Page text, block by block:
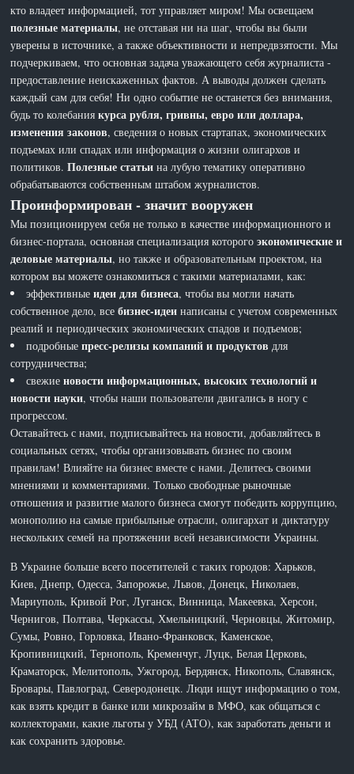
кто владеет информацией, тот управляет миром! Мы освещаем
полезные материалы, не отставая ни на шаг, чтобы вы были
уверены в источнике, а также объективности и непредвзятости. Мы
подчеркиваем, что основная задача уважающего себя журналиста -
предоставление неискаженных фактов. А выводы должен сделать
каждый сам для себя! Ни одно событие не останется без внимания,
будь то колебаниякурса рубля, гривны, евро или доллара,
изменения законов, сведения о новых стартапах, экономических
подъемах или спадах или информация о жизни олигархов и
политиков.Полезные статьи на лубую тематику оперативно
обрабатываются собственным штабом журналистов.
Проинформирован - значит вооружен
Мы позиционируем себя не только в качестве информационного и
бизнес-портала, основная специализация которогоэкономические и
деловые материалы, но также и образовательным проектом, на
котором вы можете ознакомиться с такими материалами, как:
эффективныеидеи для бизнеса, чтобы вы могли начать
собственное дело, всебизнес-идеи написаны с учетом современных
реалий и периодических экономических спадов и подъемов;
подробныепресс-релизы компаний и продуктов для
сотрудничества;
свежиеновости информационных, высоких технологий и
новости науки, чтобы наши пользователи двигались в ногу с
прогрессом.
Оставайтесь с нами, подписывайтесь на новости, добавляйтесь в
социальных сетях, чтобы организовывать бизнес по своим
правилам! Влияйте на бизнес вместе с нами. Делитесь своими
мнениями и комментариями. Только свободные рыночные
отношения и развитие малого бизнеса смогут победить коррупцию,
монополию на самые прибыльные отрасли, олигархат и диктатуру
нескольких семей на протяжении всей независимости Украины.
В Украине больше всего посетителей с таких городов: Харьков,
Киев, Днепр, Одесса, Запорожье, Львов, Донецк, Николаев,
Мариуполь, Кривой Рог, Луганск, Винница, Макеевка, Херсон,
Чернигов, Полтава, Черкассы, Хмельницкий, Черновцы, Житомир,
Сумы, Ровно, Горловка, Ивано-Франковск, Каменское,
Кропивницкий, Тернополь, Кременчуг, Луцк, Белая Церковь,
Краматорск, Мелитополь, Ужгород, Бердянск, Никополь, Славянск,
Бровары, Павлоград, Северодонецк. Люди ищут информацию о том,
как взять кредит в банке или микрозайм в МФО, как общаться с
коллекторами, какие льготы у УБД (АТО), как заработать деньги и
как сохранить здоровье.